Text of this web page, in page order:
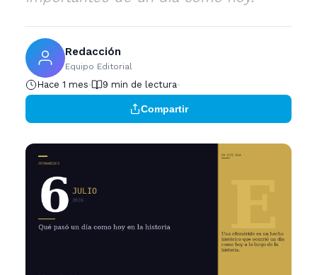
Redacción
Equipo Editorial
Hace 1 mes 9 min de lectura
Compartir